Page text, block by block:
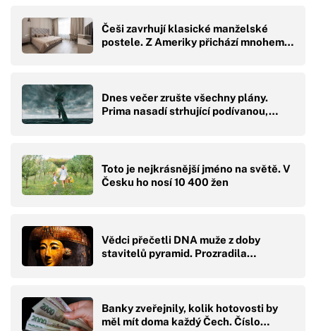
Češi zavrhují klasické manželské
postele. Z Ameriky přichází mnohem…
Dnes večer zrušte všechny plány.
Prima nasadí strhující podívanou,…
Toto je nejkrásnější jméno na světě. V
Česku ho nosí 10 400 žen
Vědci přečetli DNA muže z doby
stavitelů pyramid. Prozradila…
Banky zveřejnily, kolik hotovosti by
měl mít doma každý Čech. Číslo…